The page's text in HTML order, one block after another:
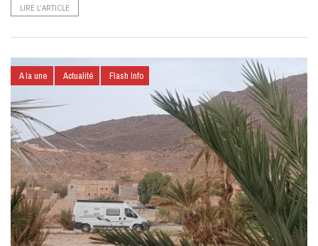
LIRE L’ARTICLE
A la une Actualité Flash Info